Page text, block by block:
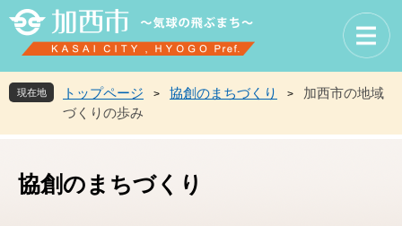
先
頭
を
飛
現在地 トップページ > 協創のまちづくり >
加西市の地域
づくりの歩み
協創のまちづくり